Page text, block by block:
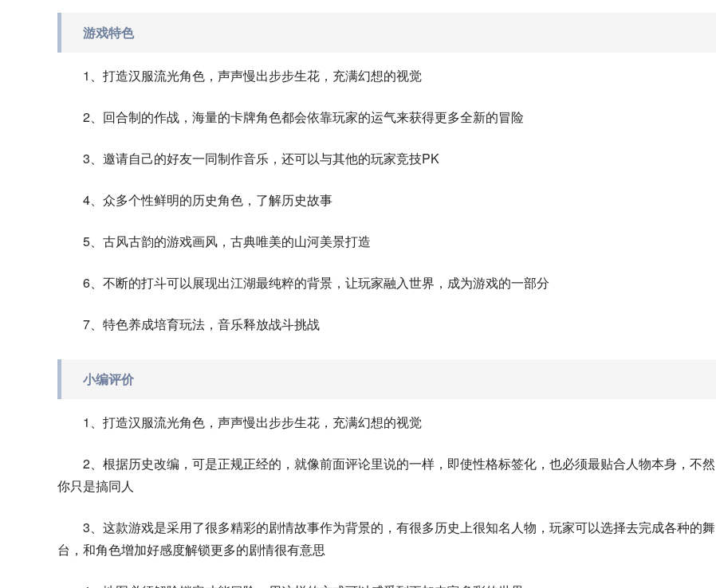
游戏特色
1、打造汉服流光角色，声声慢出步步生花，充满幻想的视觉
2、回合制的作战，海量的卡牌角色都会依靠玩家的运气来获得更多全新的冒险
3、邀请自己的好友一同制作音乐，还可以与其他的玩家竞技PK
4、众多个性鲜明的历史角色，了解历史故事
5、古风古韵的游戏画风，古典唯美的山河美景打造
6、不断的打斗可以展现出江湖最纯粹的背景，让玩家融入世界，成为游戏的一部分
7、特色养成培育玩法，音乐释放战斗挑战
小编评价
1、打造汉服流光角色，声声慢出步步生花，充满幻想的视觉
2、根据历史改编，可是正规正经的，就像前面评论里说的一样，即使性格标签化，也必须最贴合人物本身，不然
你只是搞同人
3、这款游戏是采用了很多精彩的剧情故事作为背景的，有很多历史上很知名人物，玩家可以选择去完成各种的舞
台，和角色增加好感度解锁更多的剧情很有意思